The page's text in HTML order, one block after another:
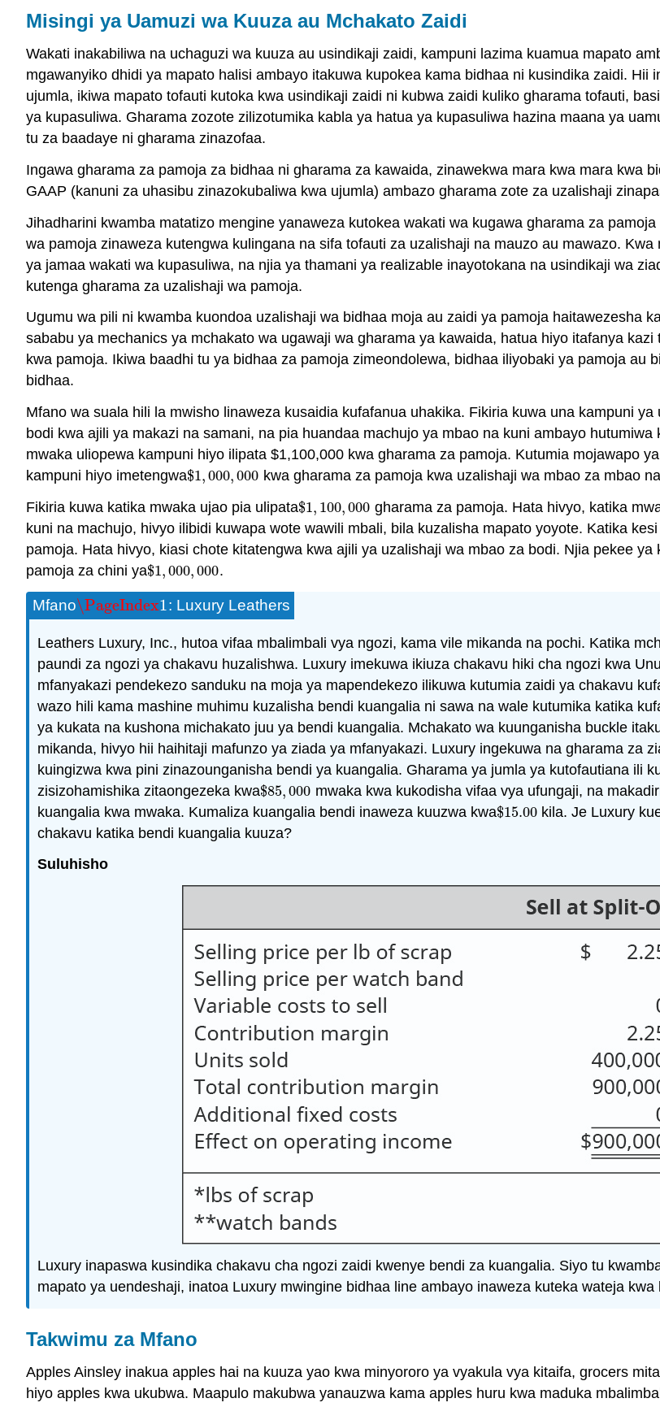
Misingi ya Uamuzi wa Kuuza au Mchakato Zaidi
Wakati inakabiliwa na uchaguzi wa kuuza au usindikaji zaidi, kampuni lazima kuamua mapato
mgawanyiko dhidi ya mapato halisi ambayo itakuwa kupokea kama bidhaa ni kusindika zaidi.
ujumla, ikiwa mapato tofauti kutoka kwa usindikaji zaidi ni kubwa zaidi kuliko gharama tofauti,
ya kupasuliwa. Gharama zozote zilizotumika kabla ya hatua ya kupasuliwa hazina maana ya
tu za baadaye ni gharama zinazofaa.
Ingawa gharama za pamoja za bidhaa ni gharama za kawaida, zinawekwa mara kwa mara kwa
GAAP (kanuni za uhasibu zinazokubaliwa kwa ujumla) ambazo gharama zote za uzalishaji
Jihadharini kwamba matatizo mengine yanaweza kutokea wakati wa kugawa gharama za
wa pamoja zinaweza kutengwa kulingana na sifa tofauti za uzalishaji na mauzo au mawazo.
ya jamaa wakati wa kupasuliwa, na njia ya thamani ya realizable inayotokana na usindikaji wa
kutenga gharama za uzalishaji wa pamoja.
Ugumu wa pili ni kwamba kuondoa uzalishaji wa bidhaa moja au zaidi ya pamoja haitawezesha
sababu ya mechanics ya mchakato wa ugawaji wa gharama ya kawaida, hatua hiyo itafanya
kwa pamoja. Ikiwa baadhi tu ya bidhaa za pamoja zimeondolewa, bidhaa iliyobaki ya pamoja au
bidhaa.
Mfano wa suala hili la mwisho linaweza kusaidia kufafanua uhakika. Fikiria kuwa una kampuni
bodi kwa ajili ya makazi na samani, na pia huandaa machujo ya mbao na kuni ambayo
mwaka uliopewa kampuni hiyo ilipata $1,100,000 kwa gharama za pamoja. Kutumia mojawapo
kampuni hiyo imetengwa$1,000,000
$1, 000, 000 kwa gharama za pamoja kwa uzalishaji wa mbao za mbao
Fikiria kuwa katika mwaka ujao pia ulipata$1, 100,000
$1, 100, 000 gharama za pamoja. Hata hivyo, katika
kuni na machujo, hivyo ilibidi kuwapa wote wawili mbali, bila kuzalisha mapato yoyote. Katika
pamoja. Hata hivyo, kiasi chote kitatengwa kwa ajili ya uzalishaji wa mbao za bodi. Njia pekee
pamoja za chini ya$1,000,000
$1, 000, 000.
Mfano\PageIndex1
\PageIndex1: Luxury Leathers
Leathers Luxury, Inc., hutoa vifaa mbalimbali vya ngozi, kama vile mikanda na pochi. Katika
paundi za ngozi ya chakavu huzalishwa. Luxury imekuwa ikiuza chakavu hiki cha ngozi kwa
mfanyakazi pendekezo sanduku na moja ya mapendekezo ilikuwa kutumia zaidi ya chakavu
wazo hili kama mashine muhimu kuzalisha bendi kuangalia ni sawa na wale kutumika katika
ya kukata na kushona michakato juu ya bendi kuangalia. Mchakato wa kuunganisha buckle
mikanda, hivyo hii haihitaji mafunzo ya ziada ya mfanyakazi. Luxury ingekuwa na gharama za
kuingizwa kwa pini zinazounganisha bendi ya kuangalia. Gharama ya jumla ya kutofautiana ili
zisizohamishika zitaongezeka kwa$85,000
$85, 000 mwaka kwa kukodisha vifaa vya ufungaji, na
kuangalia kwa mwaka. Kumaliza kuangalia bendi inaweza kuuzwa kwa$15.00
$15.00 kila. Je Luxury
chakavu katika bendi kuangalia kuuza?
Suluhisho
Luxury inapaswa kusindika chakavu cha ngozi zaidi kwenye bendi za kuangalia. Siyo tu
mapato ya uendeshaji, inatoa Luxury mwingine bidhaa line ambayo inaweza kuteka wateja kwa
Takwimu za Mfano
Apples Ainsley inakua apples hai na kuuza yao kwa minyororo ya vyakula vya kitaifa, grocers
hiyo apples kwa ukubwa. Maapulo makubwa yanauzwa kama apples huru kwa maduka